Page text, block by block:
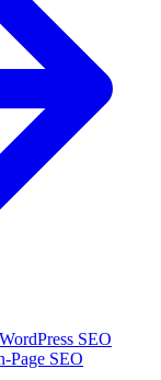
WordPress SEO
Page SEO